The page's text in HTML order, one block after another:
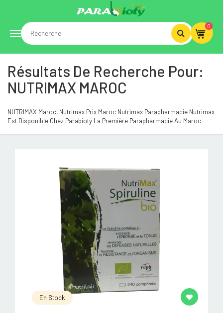
Toggle
navigation
0
Résultats De Recherche Pour:
NUTRIMAX MAROC
NUTRIMAX Maroc, Nutrimax Prix Maroc Nutrimax Parapharmacie Nutrimax
Est Disponible Chez Parabioty La Première Parapharmacie Au Maroc
En Stock